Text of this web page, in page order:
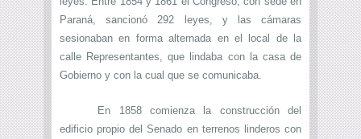
Paraná, sancionó 292 leyes, y las cámaras
sesionaban en forma alternada en el local de la
calle Representantes, que lindaba con la casa de
Gobierno y con la cual que se comunicaba.
En 1858 comienza la construcción del
edificio propio del Senado en terrenos linderos con